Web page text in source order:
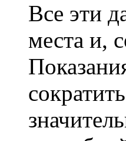
Все эти
места и,